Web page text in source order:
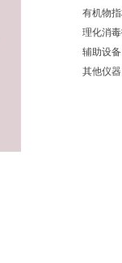
有机物
理化消
辅助设备
其他仪器